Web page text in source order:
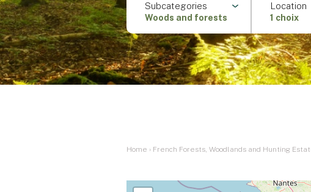
Subcategories
Woods and forests
Location
1 choix
Home › French Forests, Woodlands and Hunting